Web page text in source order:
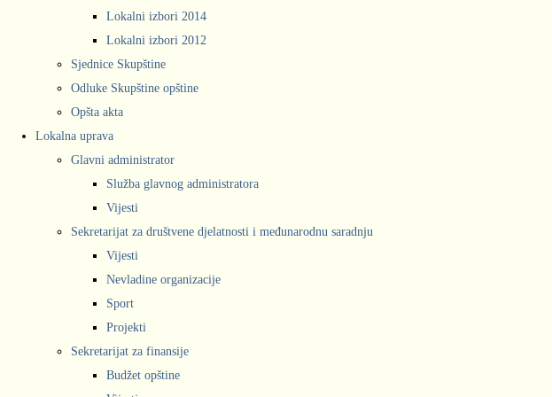
Lokalni izbori 2014
Lokalni izbori 2012
Sjednice Skupštine
Odluke Skupštine opštine
Opšta akta
Lokalna uprava
Glavni administrator
Služba glavnog administratora
Vijesti
Sekretarijat za društvene djelatnosti i međunarodnu saradnju
Vijesti
Nevladine organizacije
Sport
Projekti
Sekretarijat za finansije
Budžet opštine